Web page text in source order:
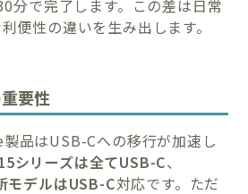
分で完了します。この差は日常
便性の違いを生み出します。
要性
品はUSB-Cへの移行が加速し
シリーズは全てUSB-C、
デルはUSB-C対応です。ただ